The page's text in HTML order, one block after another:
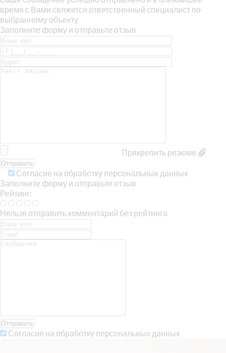
время с Вами свяжется ответственный специалист по
выбранному объекту
Заполните форму и отправьте отзыв
Прикрепить резюме
Согласие на обработку персональных данных
Заполните форму и отправьте отзыв
Рейтинг:
Нельзя отправить комментарий без рейтинга
Отправить
Согласие на обработку персональных данных